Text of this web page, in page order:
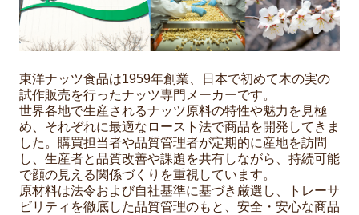
東洋ナッツ食品は1959年創業、日本で初めて木の実の
試作販売を行ったナッツ専門メーカーです。
世界各地で生産されるナッツ原料の特性や魅力を見極
め、それぞれに最適なロースト法で商品を開発してきま
した。購買担当者や品質管理者が定期的に産地を訪問
し、生産者と品質改善や課題を共有しながら、持続可能
で顔の見える関係づくりを重視しています。
原材料は法令および自社基準に基づき厳選し、トレーサ
ビリティを徹底した品質管理のもと、安全・安心な商品